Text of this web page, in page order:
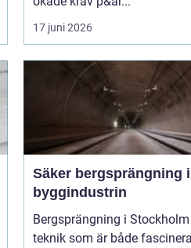
17 juni 2026
Säker bergsprängning
byggindustrin
Bergsprängning i
teknik som är både